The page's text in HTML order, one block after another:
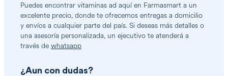
Puedes encontrar vitaminas ad aquí en Farmasmart a un
excelente precio, donde te ofrecemos entregas a domicilio
y envíos a cualquier parte del país. Si deseas más detalles o
una asesoría personalizada, un ejecutivo te atenderá a
través de whatsapp
¿Aun con dudas?